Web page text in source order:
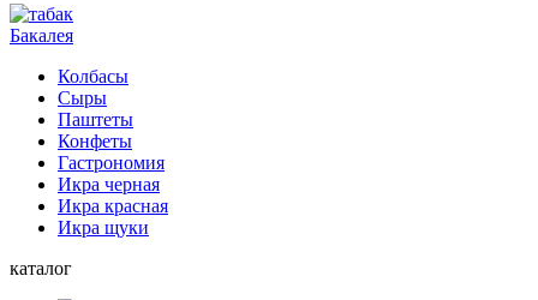
Бакалея
Колбасы
Сыры
Паштеты
Конфеты
Гастрономия
Икра черная
Икра красная
Икра щуки
каталог